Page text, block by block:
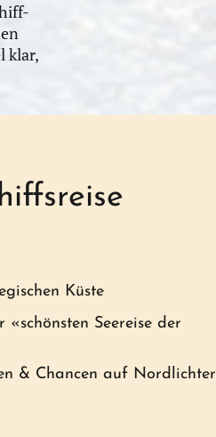
klar,
Küste
Seereise der
& Chancen auf Nordlichter